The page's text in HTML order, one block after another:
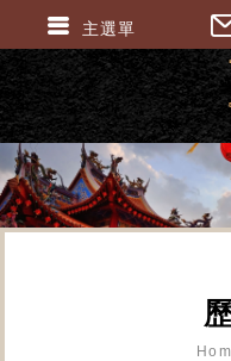
主選單